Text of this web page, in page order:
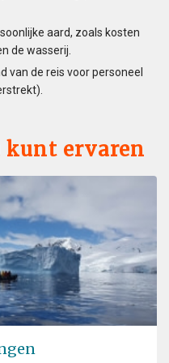
aard, zoals kosten
de wasserij.
van de reis voor personeel
ervaren